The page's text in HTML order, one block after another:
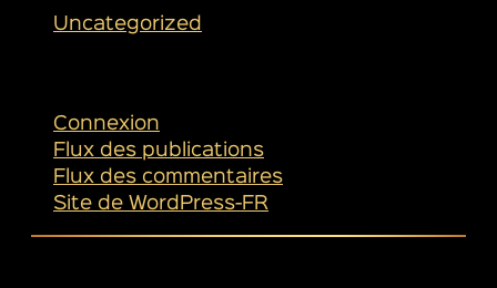
Uncategorized
Connexion
Flux des publications
Flux des commentaires
Site de WordPress-FR